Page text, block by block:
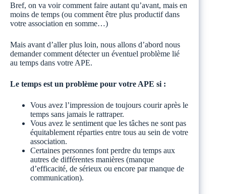
Bref, on va voir comment faire autant qu’avant, mais en
moins de temps (ou comment être plus productif dans
votre association en somme…)
Mais avant d’aller plus loin, nous allons d’abord nous
demander comment détecter un éventuel problème lié
au temps dans votre APE.
Le temps est un problème pour votre APE si :
Vous avez l’impression de toujours courir après le
temps sans jamais le rattraper.
Vous avez le sentiment que les tâches ne sont pas
équitablement réparties entre tous au sein de votre
association.
Certaines personnes font perdre du temps aux
autres de différentes manières (manque
d’efficacité, de sérieux ou encore par manque de
communication).